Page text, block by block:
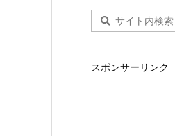
スポンサーリンク